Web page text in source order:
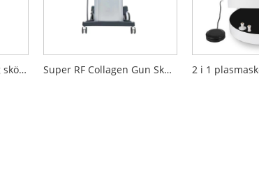
808nm hårborttagning skönhetsutrustning Super RF Collagen Gun Skönhetsutrustning